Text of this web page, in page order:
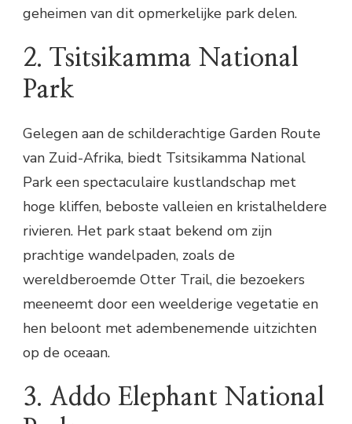
geheimen van dit opmerkelijke park delen.
2. Tsitsikamma National
Park
Gelegen aan de schilderachtige Garden Route
van Zuid-Afrika, biedt Tsitsikamma National
Park een spectaculaire kustlandschap met
hoge kliffen, beboste valleien en kristalheldere
rivieren. Het park staat bekend om zijn
prachtige wandelpaden, zoals de
wereldberoemde Otter Trail, die bezoekers
meeneemt door een weelderige vegetatie en
hen beloont met adembenemende uitzichten
op de oceaan.
3. Addo Elephant National